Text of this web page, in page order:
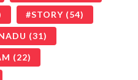
STORY (54)
(31)
(22)